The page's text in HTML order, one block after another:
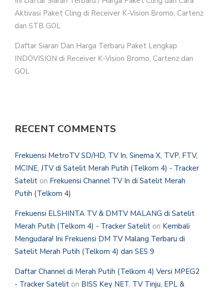
Aktivasi Paket Cling di Receiver K-Vision Bromo, Cartenz
dan STB GOL
Daftar Siaran Dan Harga Terbaru Paket Lengkap
INDOVISION di Receiver K-Vision Bromo, Cartenz dan
GOL
RECENT COMMENTS
Frekuensi MetroTV SD/HD, TV In, Sinema X, TVP, FTV,
MCINE, JTV di Satelit Merah Putih (Telkom 4) - Tracker
Satelit on Frekuensi Channel TV In di Satelit Merah
Putih (Telkom 4)
Frekuensi ELSHINTA TV & DMTV MALANG di Satelit
Merah Putih (Telkom 4) - Tracker Satelit on Kembali
Mengudara! Ini Frekuensi DM TV Malang Terbaru di
Satelit Merah Putih (Telkom 4) dan SES 9
Daftar Channel di Merah Putih (Telkom 4) Versi MPEG2
- Tracker Satelit on BISS Key NET. TV Tinju, EPL &